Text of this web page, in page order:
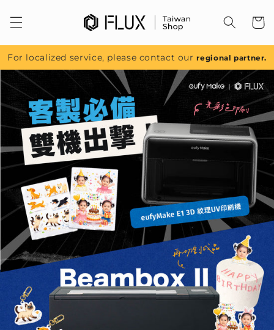
容
For localized service, please contact ourregional partner.